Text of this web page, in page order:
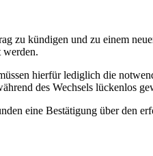
zu kündigen und zu einem
werden.
hierfür lediglich die
des Wechsels lückenlos
eine Bestätigung über den